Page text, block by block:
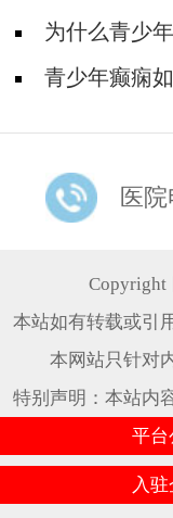
为什么青少
青少年癫痫
医院
Copyright
本站如有转载或引
本网站只针对
特别声明：本站内
平台
入